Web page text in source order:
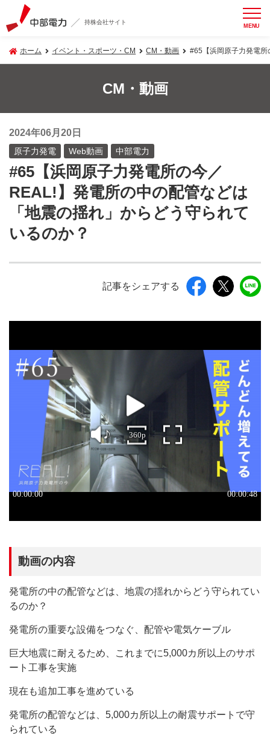
持株会社サイト MENU
ホーム イベント・スポーツ・CM CM・動画 #65【浜岡原子力発電
CM・動画
2024年06月20日
原子力発電 Web動画 中部電力
#65【浜岡原子力発電所の今／
REAL!】発電所の中の配管などは
「地震の揺れ」からどう守られて
いるのか？
記事をシェアする
動画の内容
発電所の中の配管などは、地震の揺れからどう守られてい
るのか？
発電所の重要な設備をつなぐ、配管や電気ケーブル
巨大地震に耐えるため、これまでに5,000カ所以上のサポ
ート工事を実施
現在も追加工事を進めている
発電所の配管などは、5,000カ所以上の耐震サポートで守
られている